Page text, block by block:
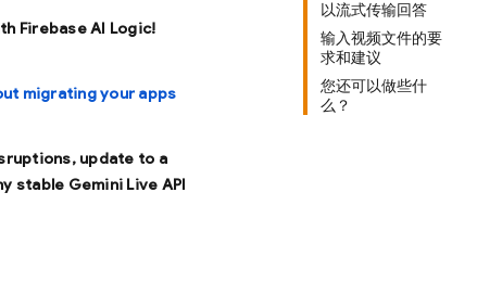
以流式传输回答
输入视频文件的要
求和建议
您还可以做些什
么？
Firebase AI Logic!
migrating your apps
update to a
stable Gemini Live API